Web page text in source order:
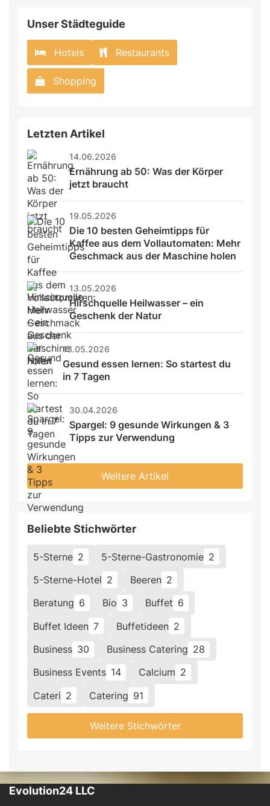
Unser Städteguide
Hotels Restaurants
Shopping
Letzten Artikel
14.06.2026
Ernährung ab 50: Was der Körper
jetzt braucht
19.05.2026
Die 10 besten Geheimtipps für
Kaffee aus dem Vollautomaten: Mehr
Geschmack aus der Maschine holen
13.05.2026
Hirschquelle Heilwasser – ein
Geschenk der Natur
13.05.2026
Gesund essen lernen: So startest du
in 7 Tagen
30.04.2026
Spargel: 9 gesunde Wirkungen & 3
Tipps zur Verwendung
Weitere Artikel
Beliebte Stichwörter
5-Sterne 2 5-Sterne-Gastronomie 2
5-Sterne-Hotel 2 Beeren 2
Beratung 6 Bio 3 Buffet 6
Buffet Ideen 7 Buffetideen 2
Business 30 Business Catering 28
Business Events 14 Calcium 2
Cateri 2 Catering 91
Weitere Stichwörter
Evolution24 LLC